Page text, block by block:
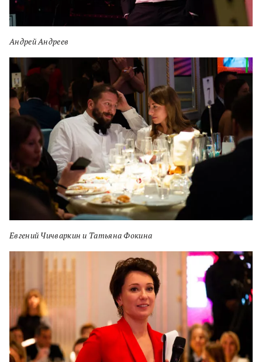
Андрей Андреев
Евгений Чичваркин и Татьяна Фокина